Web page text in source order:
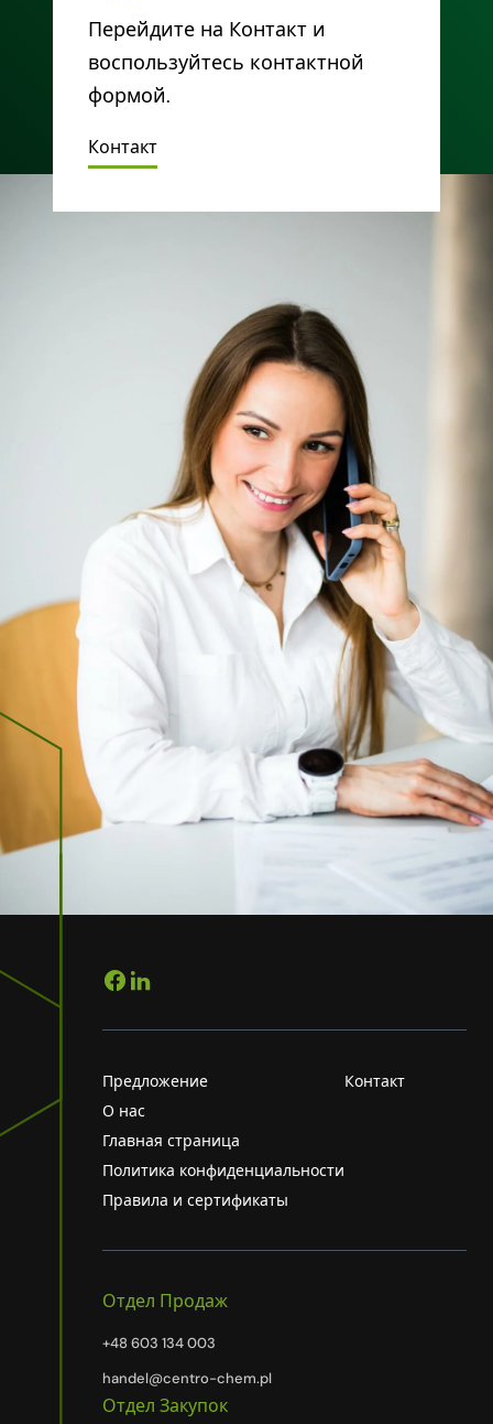
Перейдите на Контакт и
воспользуйтесь контактной
формой.
Контакт
Предложение
О нас
Главная страница
Политика конфиденциальности
Правила и сертификаты
Контакт
Отдел Продаж
+48 603 134 003
handel@centro-chem.pl
Отдел Закупок